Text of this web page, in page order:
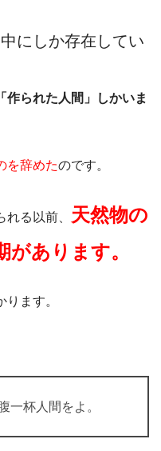
にしか存在してい
作られた人間」しかいま
を辞めたのです。
る以前、 天然物の
あります。
ます。
一杯人間をよ。